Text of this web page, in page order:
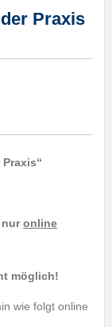
Praxis
nuronline
möglich!
wie folgt online